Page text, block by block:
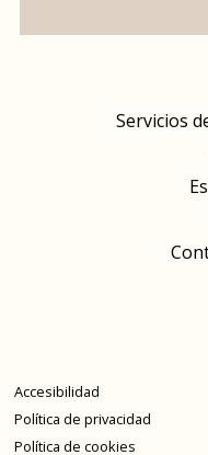
Servicios
Accesibilidad
Política de privacidad
Política de cookies